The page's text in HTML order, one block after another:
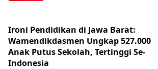
Ironi Pendidikan di Jawa Barat:
Wamendikdasmen Ungkap 527.000
Anak Putus Sekolah, Tertinggi Se-
Indonesia